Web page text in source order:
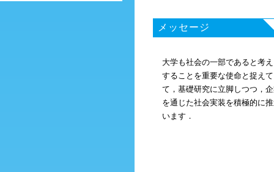
メッセージ
大学も社会の一部であると考
することを重要な使命と捉え
て，基礎研究に立脚しつつ，
を通じた社会実装を積極的に
います．